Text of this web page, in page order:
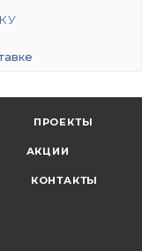
ПРОЕКТЫ
АКЦИИ
КОНТАКТЫ